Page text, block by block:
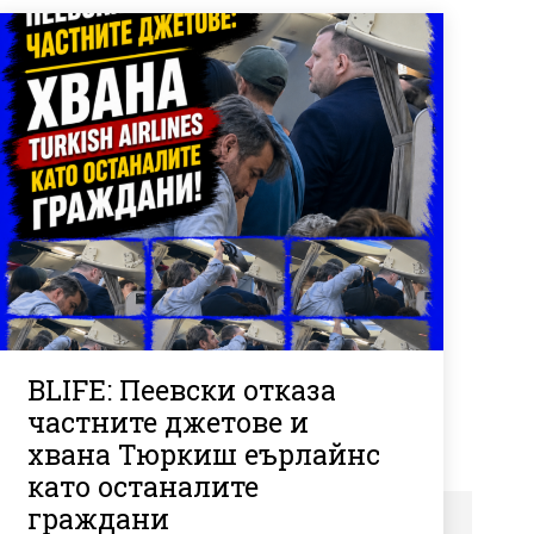
BLIFE: Пеевски отказа
частните джетове и
хвана Тюркиш еърлайнс
като останалите
граждани